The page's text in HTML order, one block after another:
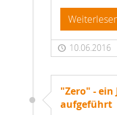
10.06.2016
"Zero" - ein
aufgeführt